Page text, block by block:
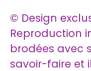
© Design
Reproduction
brodées avec
savoir-faire et